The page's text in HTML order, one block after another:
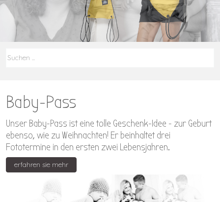
Baby-Pass
Unser Baby-Pass ist eine tolle Geschenk-Idee - zur Geburt
ebenso, wie zu Weihnachten! Er beinhaltet drei
Fototermine in den ersten zwei Lebensjahren.
erfahren sie mehr